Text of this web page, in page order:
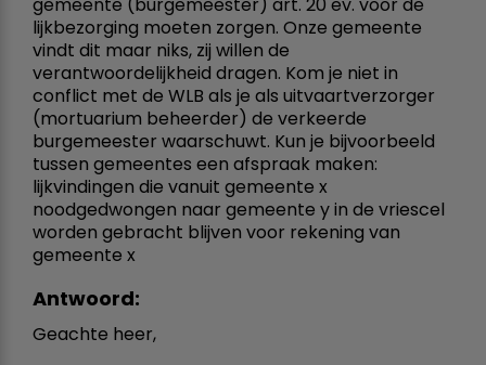
lijkbezorging moeten zorgen. Onze gemeente
vindt dit maar niks, zij willen de
verantwoordelijkheid dragen. Kom je niet in
conflict met de WLB als je als uitvaartverzorger
(mortuarium beheerder) de verkeerde
burgemeester waarschuwt. Kun je bijvoorbeeld
tussen gemeentes een afspraak maken:
lijkvindingen die vanuit gemeente x
noodgedwongen naar gemeente y in de vriescel
worden gebracht blijven voor rekening van
gemeente x
Antwoord:
Geachte heer,